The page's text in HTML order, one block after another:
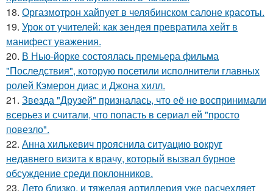
18. Оргазмотрон хайпует в челябинском салоне красоты.
19. Урок от учителей: как зендея превратила хейт в
манифест уважения.
20. В Нью-йорке состоялась премьера фильма
"Последствия", которую посетили исполнители главных
ролей Кэмерон диас и Джона хилл.
21. Звезда "Друзей" призналась, что её не воспринимали
всерьез и считали, что попасть в сериал ей "просто
повезло".
22. Анна хилькевич прояснила ситуацию вокруг
недавнего визита к врачу, который вызвал бурное
обсуждение среди поклонников.
23. Лето близко, и тяжелая артиллерия уже расчехляет